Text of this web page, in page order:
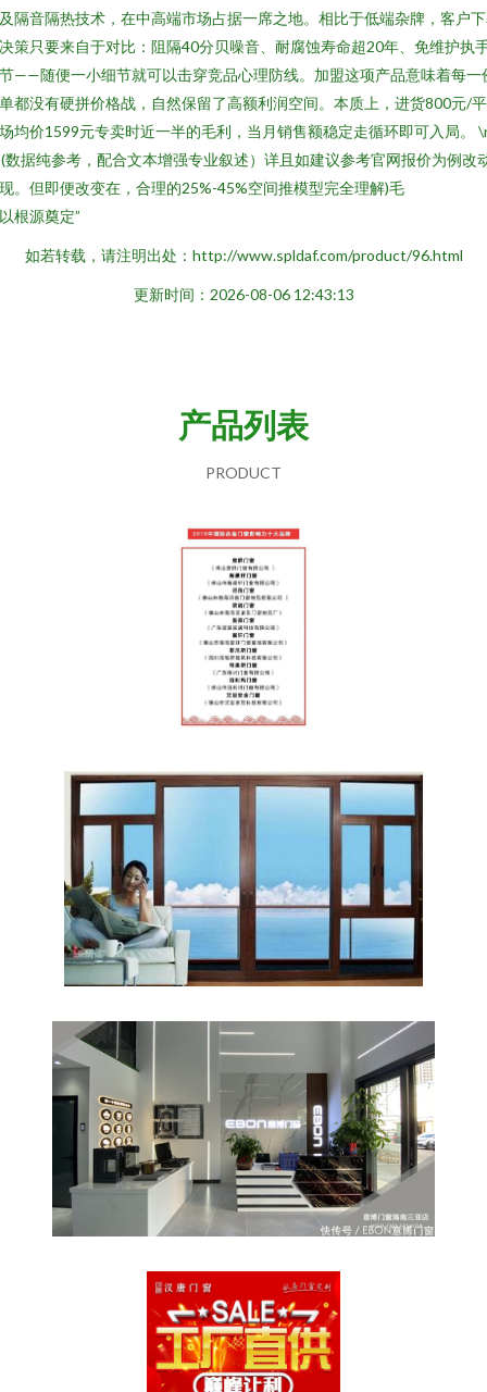
隔音隔热技术，在中高端市场占据一席之地。相比于低端杂牌，客户
策只要来自于对比：阻隔40分贝噪音、耐腐蚀寿命超20年、免维护执
——随便一小细节就可以击穿竞品心理防线。加盟这项产品意味着每一
都没有硬拼价格战，自然保留了高额利润空间。本质上，进货800元/
均价1599元专卖时近一半的毛利，当月销售额稳定走循环即可入局。
数据纯参考，配合文本增强专业叙述）详且如建议参考官网报价为例改
。但即便改变在，合理的25%-45%空间推模型完全理解)毛
根源奠定”
如若转载，请注明出处：http://www.spldaf.com/product/96.html
更新时间：2026-08-06 12:43:13
产品列表
PRODUCT